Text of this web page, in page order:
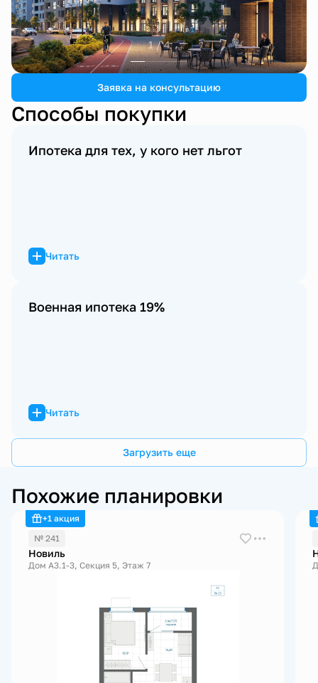
1 / 4
Заявка на консультацию
Способы покупки
Ипотека для тех, у кого нет льгот
Читать
Военная ипотека 19%
Читать
Загрузить еще
Похожие планировки
+1 акция
№ 241
Новиль
Дом А3.1-3, Секция 5, Этаж 7